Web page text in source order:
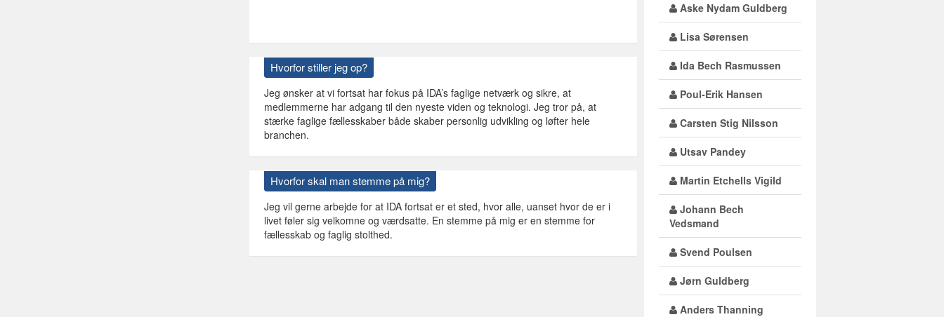
Hvorfor stiller jeg op?
Jeg ønsker at vi fortsat har fokus på IDA’s faglige netværk og sikre, at
medlemmerne har adgang til den nyeste viden og teknologi. Jeg tror på, at
stærke faglige fællesskaber både skaber personlig udvikling og løfter hele
branchen.
Hvorfor skal man stemme på mig?
Jeg vil gerne arbejde for at IDA fortsat er et sted, hvor alle, uanset hvor de er i
livet føler sig velkomne og værdsatte. En stemme på mig er en stemme for
fællesskab og faglig stolthed.
Aske Nydam Guldberg
Lisa Sørensen
Ida Bech Rasmussen
Poul-Erik Hansen
Carsten Stig Nilsson
Utsav Pandey
Martin Etchells Vigild
Johann Bech
Vedsmand
Svend Poulsen
Jørn Guldberg
Anders Thanning